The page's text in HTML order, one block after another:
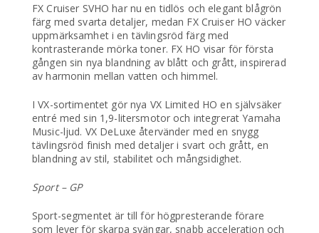
FX Cruiser SVHO har nu en tidlös och elegant blågrön
färg med svarta detaljer, medan FX Cruiser HO väcker
uppmärksamhet i en tävlingsröd färg med
kontrasterande mörka toner. FX HO visar för första
gången sin nya blandning av blått och grått, inspirerad
av harmonin mellan vatten och himmel.
I VX-sortimentet gör nya VX Limited HO en självsäker
entré med sin 1,9-litersmotor och integrerat Yamaha
Music-ljud. VX DeLuxe återvänder med en snygg
tävlingsröd finish med detaljer i svart och grått, en
blandning av stil, stabilitet och mångsidighet.
Sport – GP
Sport-segmentet är till för högpresterande förare
som lever för skarpa svängar, snabb acceleration och